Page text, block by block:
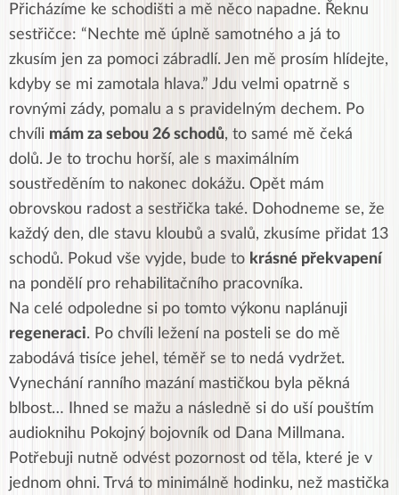
Přicházíme ke schodišti a mě něco napadne. Řeknu
sestřičce: “Nechte mě úplně samotného a já to
zkusím jen za pomoci zábradlí. Jen mě prosím hlídejte,
kdyby se mi zamotala hlava.” Jdu velmi opatrně s
rovnými zády, pomalu a s pravidelným dechem. Po
chvíli mám za sebou 26 schodů, to samé mě čeká
dolů. Je to trochu horší, ale s maximálním
soustředěním to nakonec dokážu. Opět mám
obrovskou radost a sestřička také. Dohodneme se, že
každý den, dle stavu kloubů a svalů, zkusíme přidat 13
schodů. Pokud vše vyjde, bude to krásné překvapení
na pondělí pro rehabilitačního pracovníka.
Na celé odpoledne si po tomto výkonu naplánuji
regeneraci. Po chvíli ležení na posteli se do mě
zabodává tisíce jehel, téměř se to nedá vydržet.
Vynechání ranního mazání mastičkou byla pěkná
blbost… Ihned se mažu a následně si do uší pouštím
audioknihu Pokojný bojovník od Dana Millmana.
Potřebuji nutně odvést pozornost od těla, které je v
jednom ohni. Trvá to minimálně hodinku, než mastička